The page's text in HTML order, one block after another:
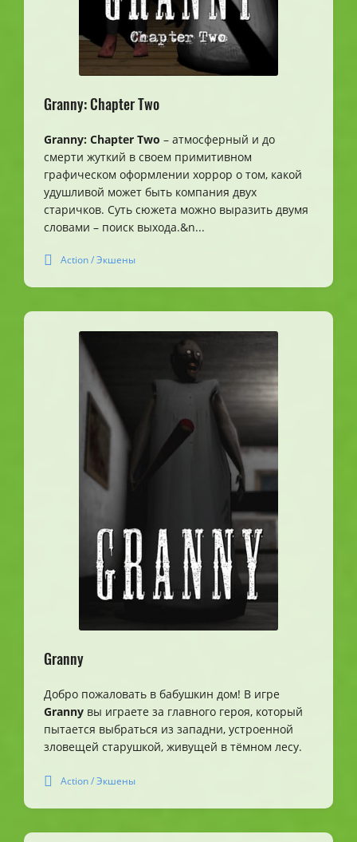
Granny: Chapter Two
Granny: Chapter Two – атмосферный и до
смерти жуткий в своем примитивном
графическом оформлении хоррор о том, какой
удушливой может быть компания двух
старичков. Суть сюжета можно выразить двумя
словами – поиск выхода.&n...
Action / Экшены
Granny
Добро пожаловать в бабушкин дом! В игре
Granny вы играете за главного героя, который
пытается выбраться из западни, устроенной
зловещей старушкой, живущей в тёмном лесу.
Action / Экшены